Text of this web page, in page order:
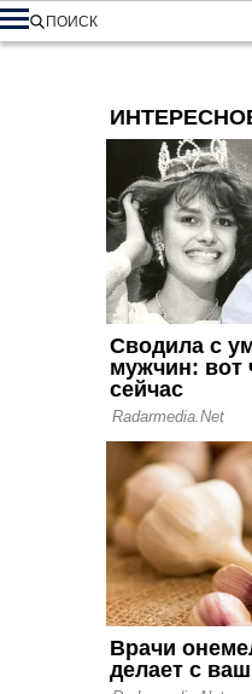
ПОИСК